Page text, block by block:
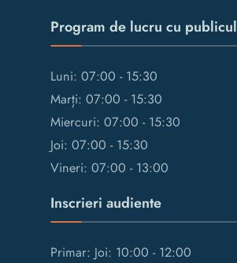
Program de lucru cu publicul
Luni: 07:00 - 15:30
Marți: 07:00 - 15:30
Miercuri: 07:00 - 15:30
Joi: 07:00 - 15:30
Vineri: 07:00 - 13:00
Inscrieri audiente
Primar: Joi: 10:00 - 12:00